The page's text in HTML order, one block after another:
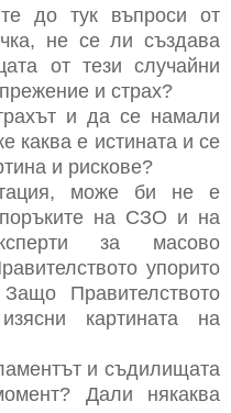
до тук въпроси от
не се ли създава
от тези случайни
и страх?
и да се намали
каква е истината и се
и рискове?
може би не е
на СЗО и на
за масово
упорито
Правителството
картината на
и съдилищата
Дали някаква